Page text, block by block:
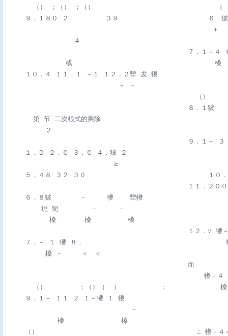
（） ；（） ；（）
９．１８０ ２         ３９                      ６．
＋
                ４
７．１－４
              或                                   槡
    １０．４ １１．１ －１ １２．２犫 犮 犪
                           ＋ －
（）
８．１狓
第 节 二次根式的乘除
         ２
９．１＋
１．Ｄ ２．Ｃ ３．Ｃ ４．狓 ２
       　  　  　          ≥
５．４８ ３２ ３０                              １０．
１１．２０
    ６．８狓       －     犪    犫犪
        狔 狔        －     －
          槡       槡         槡
１２．∵ 犪－
７．－ １ 犪 ８．
         槡 － 　  ＜　＜
而
犪－４
（）        ；（）（  ）          ；
    ９．１－ １１ ２ １－犪 １ 犪
                              －
            槡              槡
（）                                       ∴ 犪－４